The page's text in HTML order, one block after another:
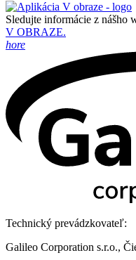
Sledujte informácie z nášho
V OBRAZE.
hore
Technický prevádzkovateľ:
Galileo Corporation s.r.o.,